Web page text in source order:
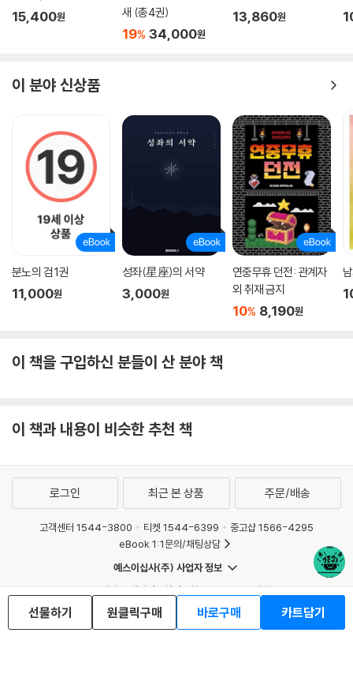
15,400원
새 (총4권)
19% 34,000원
13,860원
이 분야 신상품
분노의 검 1권
11,000원
성좌(星座)의 서약
3,000원
연중무휴 던전: 관계자
외 취재 금지
10% 8,190원
이 책을 구입하신 분들이 산 분야 책
이 책과 내용이 비슷한 추천 책
선물하기 원클릭구매 바로구매 카트담기
로그인 최근 본 상품 주문/배송
고객센터 1544-3800 티켓 1544-6399
중고샵 1566-4295
eBook 1:1문의/채팅상담
예스이십사(주) 사업자 정보
이용약관
개인정보처리방침
청소년보호정책
PC버전
회사소개
거래처관계자께